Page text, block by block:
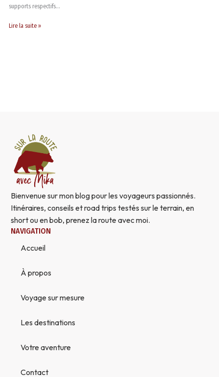
supports respectifs…
Lire la suite »
Bienvenue sur mon blog pour les voyageurs passionnés.
Itinéraires, conseils et road trips testés sur le terrain, en
short ou en bob, prenez la route avec moi.
NAVIGATION
Accueil
À propos
Voyage sur mesure
Les destinations
Votre aventure
Contact